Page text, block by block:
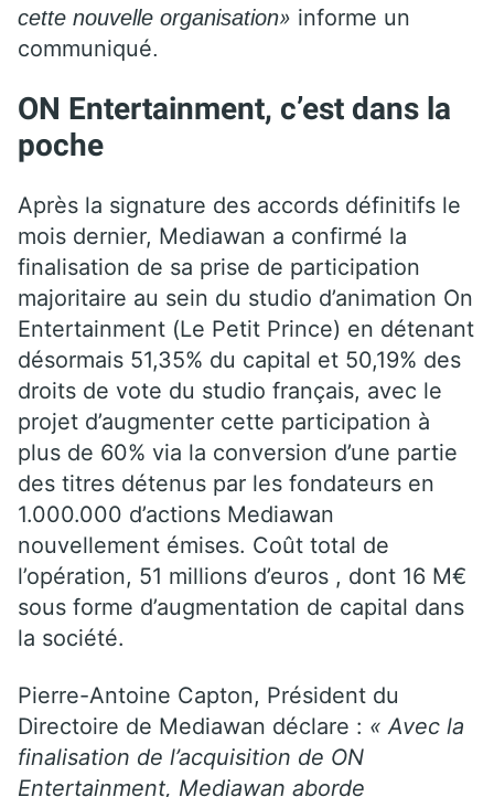
cette nouvelle organisation» informe un
communiqué.
ON Entertainment, c’est dans la
poche
Après la signature des accords définitifs le
mois dernier, Mediawan a confirmé la
finalisation de sa prise de participation
majoritaire au sein du studio d’animation On
Entertainment (Le Petit Prince) en détenant
désormais 51,35% du capital et 50,19% des
droits de vote du studio français, avec le
projet d’augmenter cette participation à
plus de 60% via la conversion d’une partie
des titres détenus par les fondateurs en
1.000.000 d’actions Mediawan
nouvellement émises. Coût total de
l’opération, 51 millions d’euros , dont 16 M€
sous forme d’augmentation de capital dans
la société.
Pierre-Antoine Capton, Président du
Directoire de Mediawan déclare : « Avec la
finalisation de l’acquisition de ON
Entertainment, Mediawan aborde